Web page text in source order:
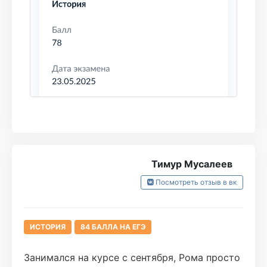
подготовке, также отмечу удобство
блоки и подкреплена иллюстрациями, что
Всей команде турбо и Роману огромное
спасибо, без их труда я бы не смог сдать егэ
Тимур Мусалеев
Посмотреть отзыв в вк
ИСТОРИЯ 84 БАЛЛА НА ЕГЭ
Занимался на курсе с сентября, Рома просто